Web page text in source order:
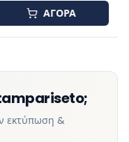
ΑΓΟΡΑ
εκτύπωση &